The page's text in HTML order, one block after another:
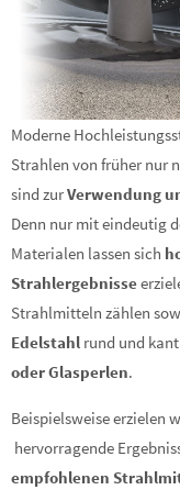
Moderne
Strahlen von früher nur
sind zurVerwendung
Denn nur mit eindeutig
Materialen lassen sich
Strahlergebnisse
Strahlmitteln zählen
Edelstahl rund und
oder Glasperlen.
Beispielsweise erzielen
hervorragende
empfohlenen